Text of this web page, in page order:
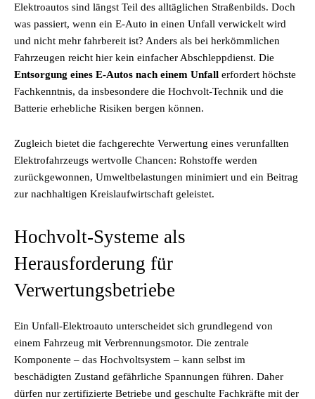
Elektroautos sind längst Teil des alltäglichen Straßenbilds. Doch
was passiert, wenn ein E-Auto in einen Unfall verwickelt wird
und nicht mehr fahrbereit ist? Anders als bei herkömmlichen
Fahrzeugen reicht hier kein einfacher Abschleppdienst. Die
Entsorgung eines E-Autos nach einem Unfall erfordert höchste
Fachkenntnis, da insbesondere die Hochvolt-Technik und die
Batterie erhebliche Risiken bergen können.
Zugleich bietet die fachgerechte Verwertung eines verunfallten
Elektrofahrzeugs wertvolle Chancen: Rohstoffe werden
zurückgewonnen, Umweltbelastungen minimiert und ein Beitrag
zur nachhaltigen Kreislaufwirtschaft geleistet.
Hochvolt-Systeme als
Herausforderung für
Verwertungsbetriebe
Ein Unfall-Elektroauto unterscheidet sich grundlegend von
einem Fahrzeug mit Verbrennungsmotor. Die zentrale
Komponente – das Hochvoltsystem – kann selbst im
beschädigten Zustand gefährliche Spannungen führen. Daher
dürfen nur zertifizierte Betriebe und geschulte Fachkräfte mit der